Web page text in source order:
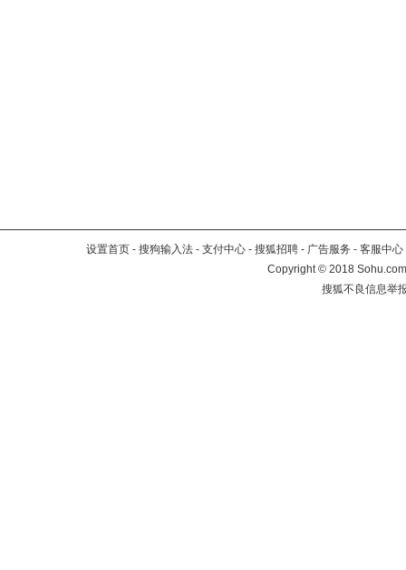
设置首页 - 搜狗输入法 - 支付中心 - 搜狐招聘 - 广告服务 - 客服中心
Copyright©2018
搜狐不良信息举